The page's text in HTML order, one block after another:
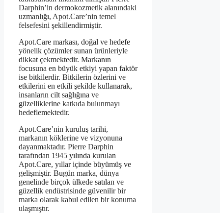
Darphin’in dermokozmetik alanındaki
uzmanlığı, Apot.Care’nin temel
felsefesini şekillendirmiştir.
Apot.Care markası, doğal ve hedefe
yönelik çözümler sunan ürünleriyle
dikkat çekmektedir. Markanın
focusuna en büyük etkiyi yapan faktör
ise bitkilerdir. Bitkilerin özlerini ve
etkilerini en etkili şekilde kullanarak,
insanların cilt sağlığına ve
güzelliklerine katkıda bulunmayı
hedeflemektedir.
Apot.Care’nin kuruluş tarihi,
markanın köklerine ve vizyonuna
dayanmaktadır. Pierre Darphin
tarafından 1945 yılında kurulan
Apot.Care, yıllar içinde büyümüş ve
gelişmiştir. Bugün marka, dünya
genelinde birçok ülkede satılan ve
güzellik endüstrisinde güvenilir bir
marka olarak kabul edilen bir konuma
ulaşmıştır.